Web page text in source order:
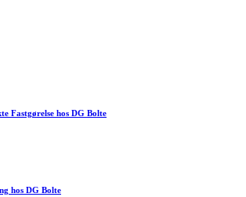
Fastgørelse hos DG Bolte
hos DG Bolte